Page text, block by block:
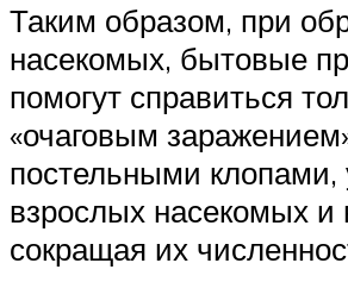
Таким образом, при
насекомых, бытовые
помогут справиться
«очаговым
постельными клопами,
взрослых насекомых и
сокращая их